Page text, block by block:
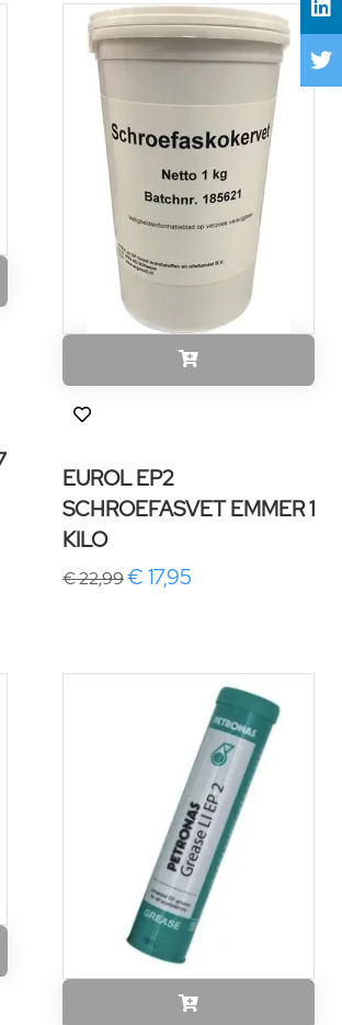
EUROL EP2
SCHROEFASVET EMMER 1
KILO
€ 22,99€ 17,95